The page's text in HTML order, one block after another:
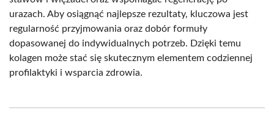
urazach. Aby osiągnąć najlepsze rezultaty, kluczowa jest
regularność przyjmowania oraz dobór formuły
dopasowanej do indywidualnych potrzeb. Dzięki temu
kolagen może stać się skutecznym elementem codziennej
profilaktyki i wsparcia zdrowia.